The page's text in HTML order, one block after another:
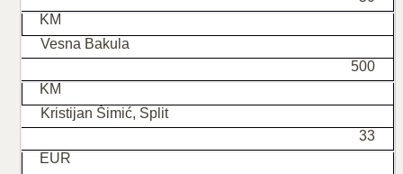
KM
Vesna Bakula
500
KM
Kristijan Šimić, Split
33
EUR